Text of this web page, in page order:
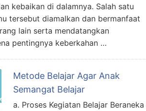
kebaikan di dalamnya. Salah satu
tersebut diamalkan dan bermanfaat
lain serta mendatangkan
pentingnya keberkahan …
Metode Belajar Agar Anak
Semangat Belajar
a. Proses Kegiatan Belajar Beraneka